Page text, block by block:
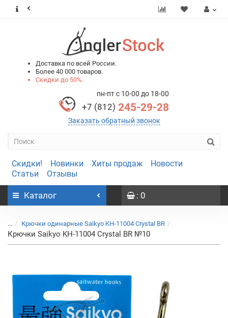
Доставка по всей России.
Более 40 000 товаров.
Скидки до 50%.
пн-пт с 10-00 до 18-00
+7 (812) 245-29-28
Заказать обратный звонок
Скидки! Новинки Хиты продаж
Новости
Статьи
Отзывы
Каталог : 0
... Крючки одинарные Saikyo KH-11004 Crystal BR
Крючки Saikyo KH-11004 Crystal BR №10